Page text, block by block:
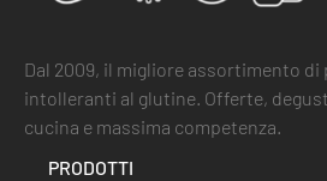
Dal 2009, il migliore assortimento
intolleranti al glutine. Offerte,
cucina e massima competenza.
PRODOTTI